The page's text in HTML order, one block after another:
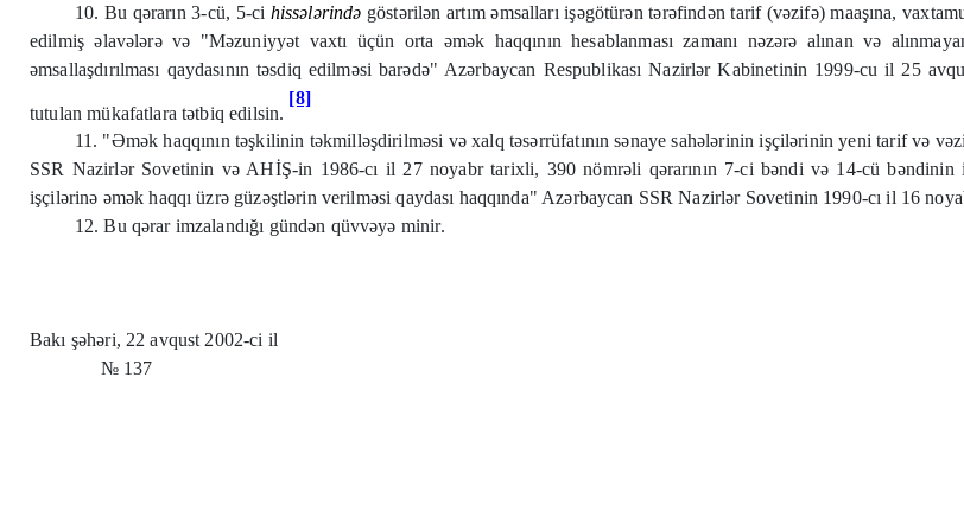
10. Bu qərarın 3-cü, 5-ci hissələrində göstərilən artım əmsalları işəgötürən tərəfindən tarif (vəzifə) maaşına,
edilmiş əlavələrə və "Məzuniyyət vaxtı üçün orta əmək haqqının hesablanması zamanı nəzərə alınan və
əmsallaşdırılması qaydasının təsdiq edilməsi barədə" Azərbaycan Respublikası Nazirlər Kabinetinin 1999-cu il 25
tutulan mükafatlara tətbiq edilsin.
[8]
11. "Əmək haqqının təşkilinin təkmilləşdirilməsi və xalq təsərrüfatının sənaye sahələrinin işçilərinin yeni tarif və
SSR Nazirlər Sovetinin və AHİŞ-in 1986-cı il 27 noyabr tarixli, 390 nömrəli qərarının 7-ci bəndi və 14-cü bəndinin
işçilərinə əmək haqqı üzrə güzəştlərin verilməsi qaydası haqqında" Azərbaycan SSR Nazirlər Sovetinin 1990-cı il 16
12. Bu qərar imzalandığı gündən qüvvəyə minir.
Bakı şəhəri, 22 avqust 2002-ci il
№ 137